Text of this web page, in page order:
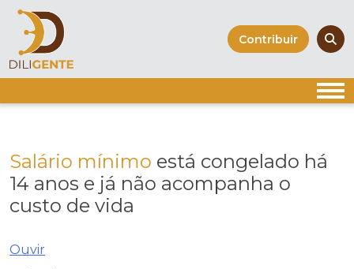
Skip
content
Contribuir
Salário mínimo está congelado há
14 anos e já não acompanha o
custo de vida
Ouvir